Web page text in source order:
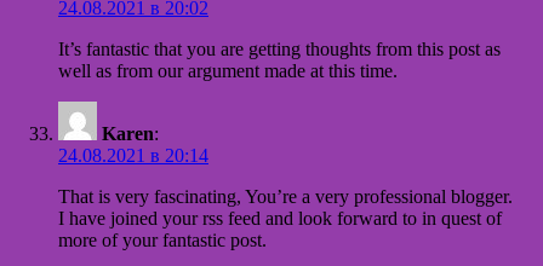
24.08.2021 в 20:02
It’s fantastic that you are getting thoughts from this post as
well as from our argument made at this time.
Karen:
24.08.2021 в 20:14
That is very fascinating, You’re a very professional blogger.
I have joined your rss feed and look forward to in quest of
more of your fantastic post.